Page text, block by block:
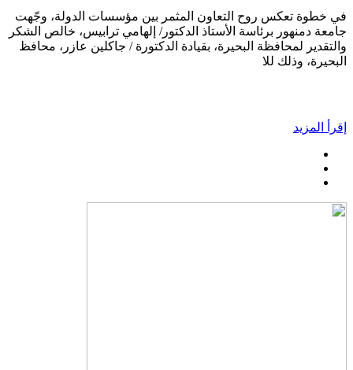
في خطوة تعكس روح التعاون المثمر بين مؤسسات الدولة، وجّهت
جامعة دمنهور برئاسة الأستاذ الدكتور/ إلهامي ترابيس، خالص الشكر
والتقدير لمحافظة البحيرة، بقيادة الدكتورة / جاكلين عازر، محافظ
البحيرة، وذلك للا
إقرأ المزيد